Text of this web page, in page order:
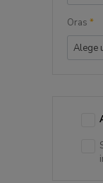
Oras *
Alege